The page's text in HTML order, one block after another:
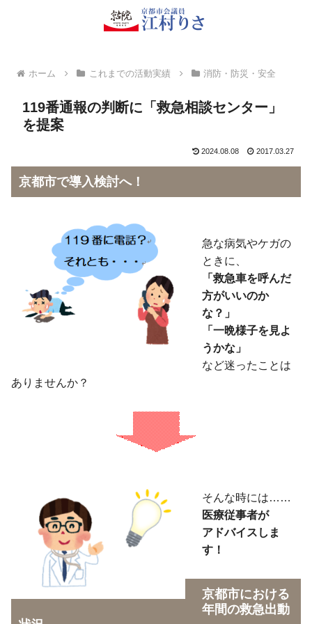
ホーム これまでの活動実績 消防・防災・安全
119番通報の判断に「救急相談センター」
を提案
2024.08.08 2017.03.27
京都市で導入検討へ！
急な病気やケガの
ときに、
「救急車を呼んだ
方がいいのか
な？」
「一晩様子を見よ
うかな」
など迷ったことは
ありませんか？
そんな時には……
医療従事者が
アドバイスしま
す！
京都市における
年間の救急出動